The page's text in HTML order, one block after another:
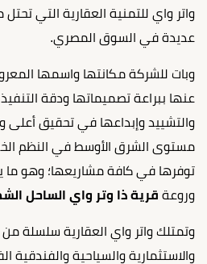
واتر واي للتمنية العقارية التي
عديدة في السوق المصري.
وبات للشركة مكانتها واسمها
عنها ببراعة تصميماتها ودقة
والتشييد وإبداعها في تحقيق أعلى
مستوى الشرق الأوسط في النظم
توفرها في كافة مشاريعها؛ وهو ما
وروعة قرية ذا وتر واي الساحل
وتمتلك واتر واي العقارية سلسلة
والاستثمارية والسياحية والفندقية